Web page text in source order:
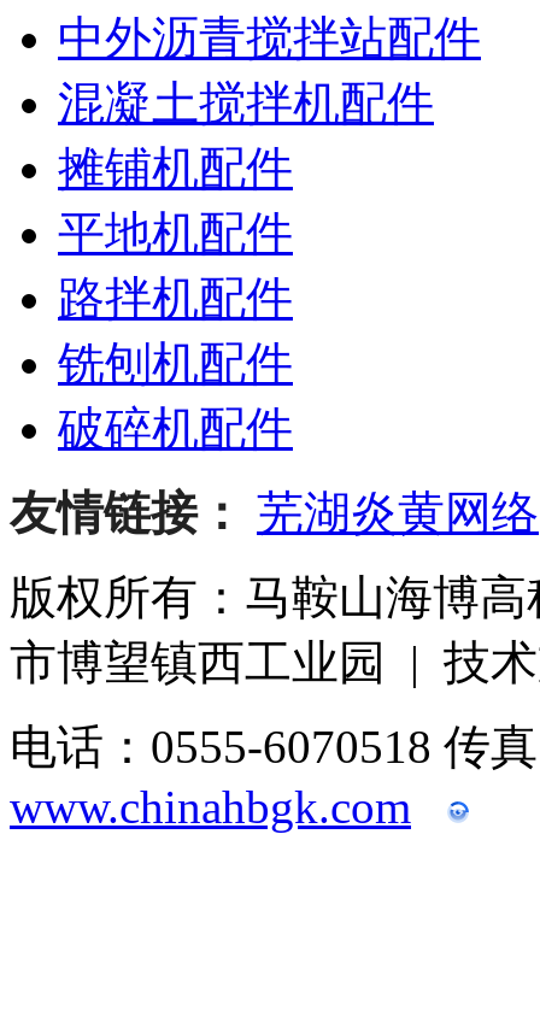
中外沥青搅拌站配件
混凝土搅拌机配件
摊铺机配件
平地机配件
路拌机配件
铣刨机配件
破碎机配件
友情链接： 芜湖炎黄网络
版权所有：马鞍山海博
市博望镇西工业园 | 技
电话：0555-6070518 传
www.chinahbgk.com